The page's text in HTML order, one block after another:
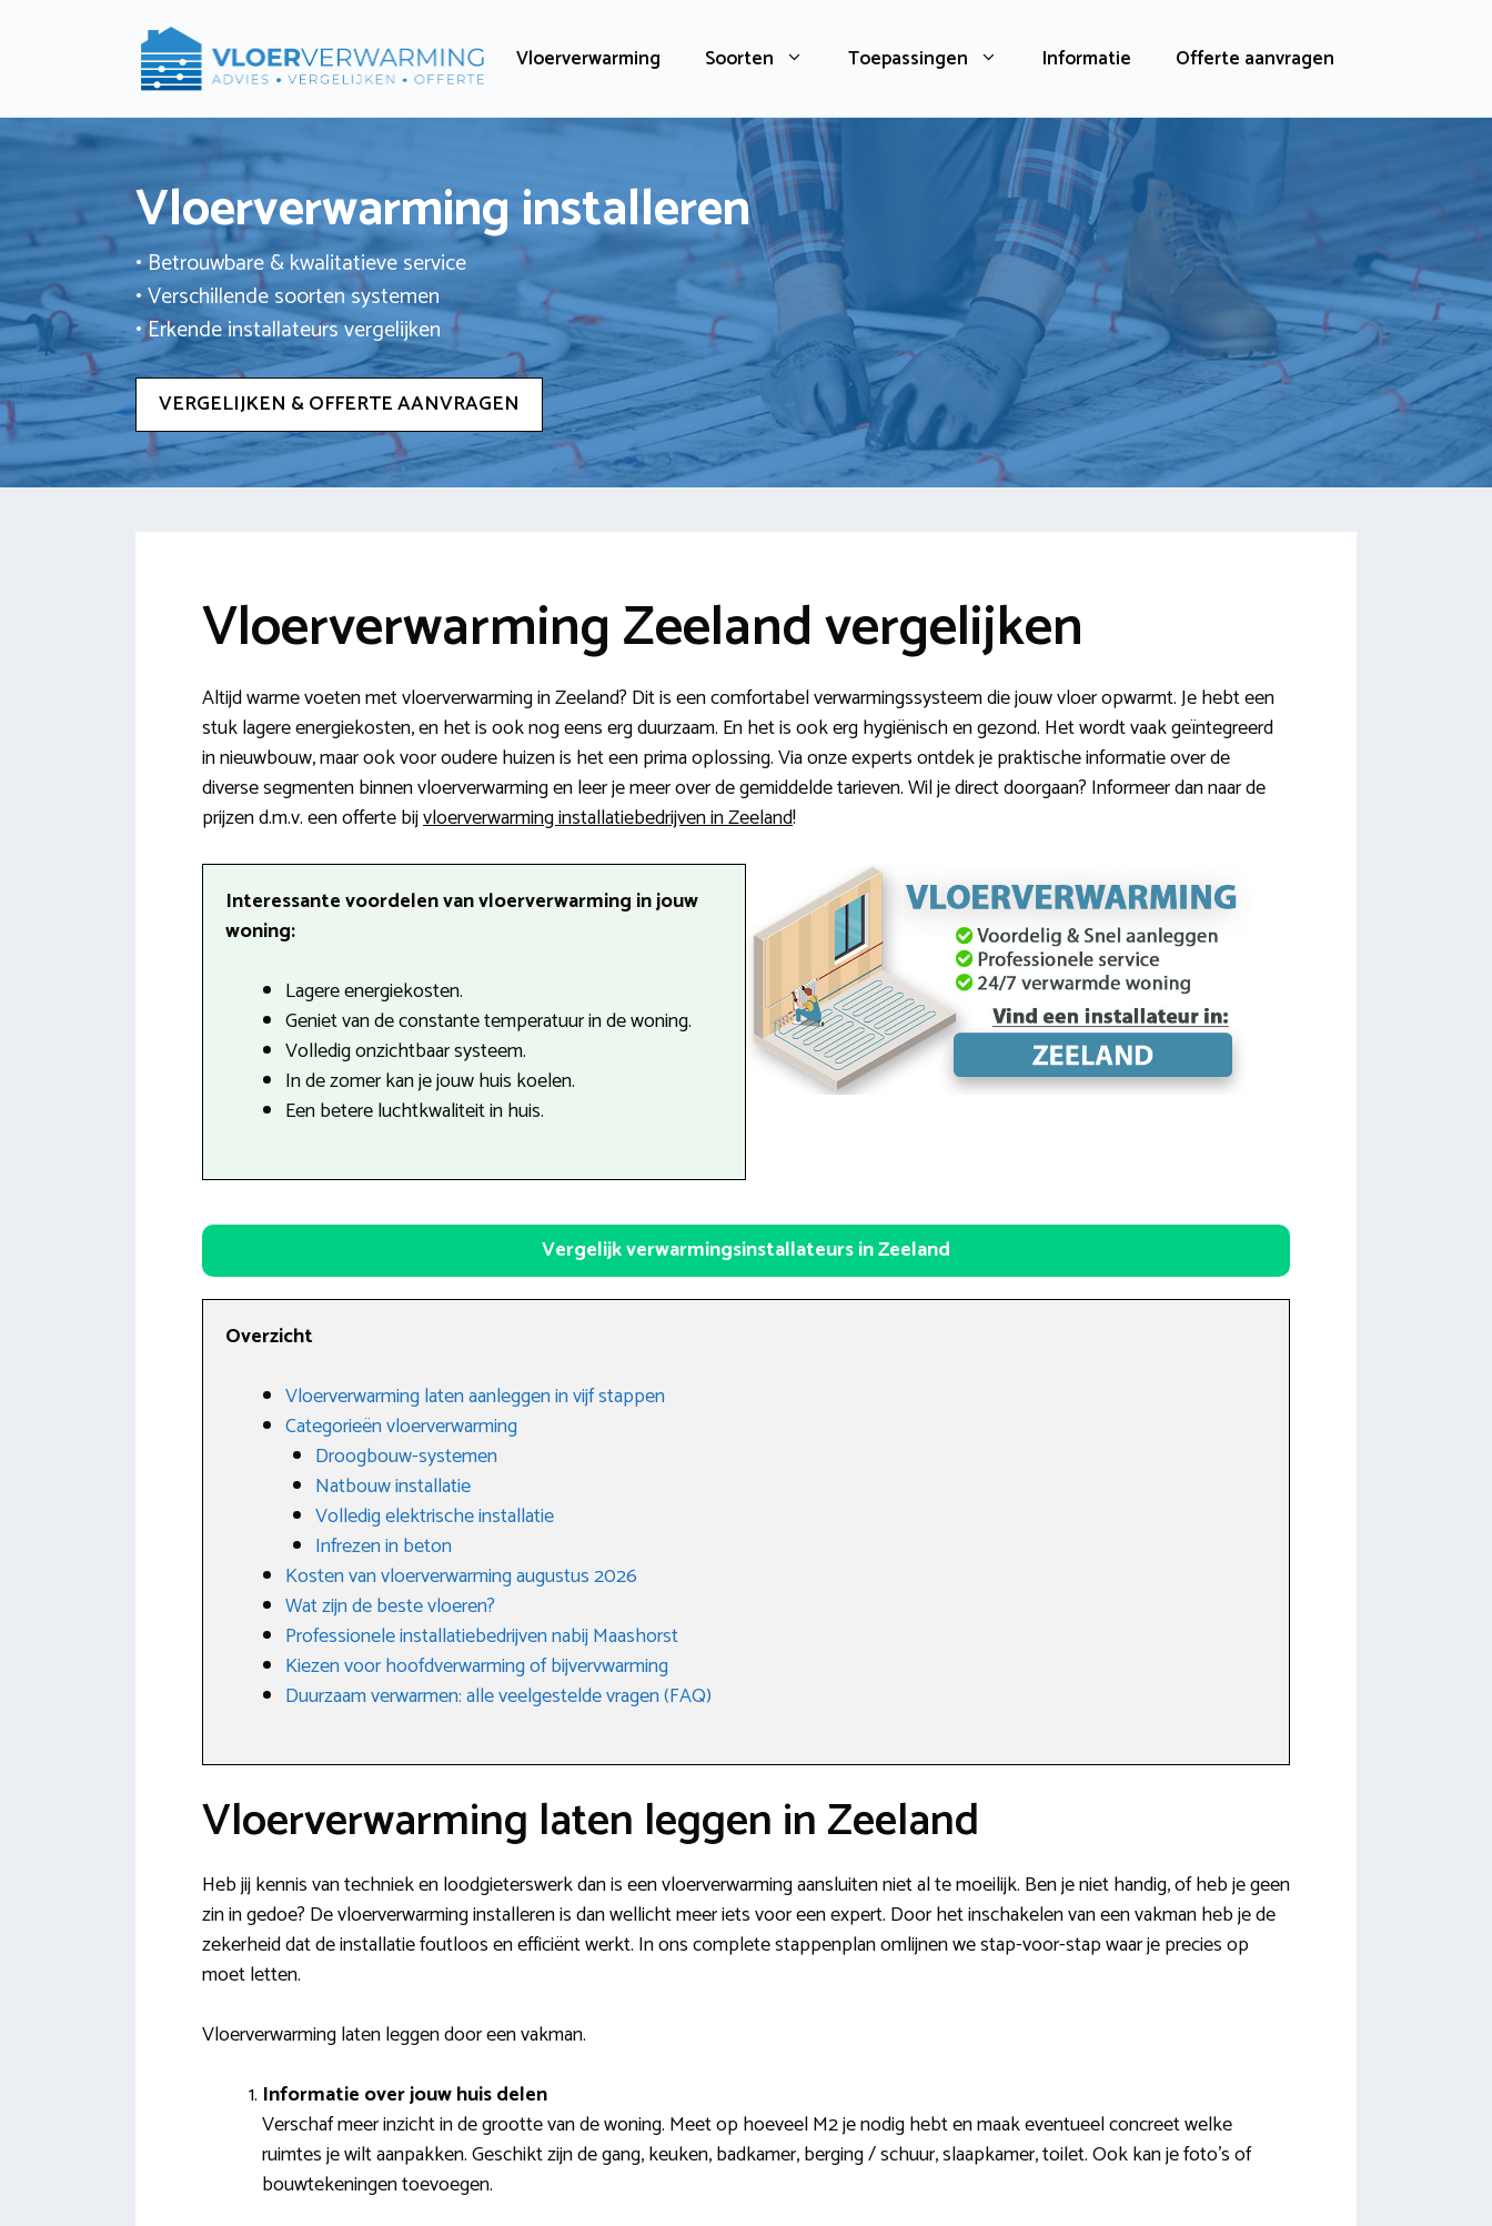
Vloerverwarming Soorten Toepassingen Informatie Offerte aanvragen
Vloerverwarming installeren
• Betrouwbare & kwalitatieve service
• Verschillende soorten systemen
• Erkende installateurs vergelijken
VERGELIJKEN & OFFERTE AANVRAGEN
Vloerverwarming Zeeland vergelijken
Altijd warme voeten met vloerverwarming in Zeeland? Dit is een comfortabel verwarmingssysteem die jouw vloer opwarmt. Je hebt een
stuk lagere energiekosten, en het is ook nog eens erg duurzaam. En het is ook erg hygiënisch en gezond. Het wordt vaak geïntegreerd
in nieuwbouw, maar ook voor oudere huizen is het een prima oplossing. Via onze experts ontdek je praktische informatie over de
diverse segmenten binnen vloerverwarming en leer je meer over de gemiddelde tarieven. Wil je direct doorgaan? Informeer dan naar de
prijzen d.m.v. een offerte bijvloerverwarming installatiebedrijven in Zeeland!
Interessante voordelen van vloerverwarming in jouw
woning:
Lagere energiekosten.
Geniet van de constante temperatuur in de woning.
Volledig onzichtbaar systeem.
In de zomer kan je jouw huis koelen.
Een betere luchtkwaliteit in huis.
Vergelijk verwarmingsinstallateurs in Zeeland
Overzicht
Vloerverwarming laten aanleggen in vijf stappen
Categorieën vloerverwarming
Droogbouw-systemen
Natbouw installatie
Volledig elektrische installatie
Infrezen in beton
Kosten van vloerverwarming augustus 2026
Wat zijn de beste vloeren?
Professionele installatiebedrijven nabij Maashorst
Kiezen voor hoofdverwarming of bijvervwarming
Duurzaam verwarmen: alle veelgestelde vragen (FAQ)
Vloerverwarming laten leggen in Zeeland
Heb jij kennis van techniek en loodgieterswerk dan is een vloerverwarming aansluiten niet al te moeilijk. Ben je niet handig, of heb je geen
zin in gedoe? De vloerverwarming installeren is dan wellicht meer iets voor een expert. Door het inschakelen van een vakman heb je de
zekerheid dat de installatie foutloos en efficiënt werkt. In ons complete stappenplan omlijnen we stap-voor-stap waar je precies op
moet letten.
Vloerverwarming laten leggen door een vakman.
Informatie over jouw huis delen
Verschaf meer inzicht in de grootte van de woning. Meet op hoeveel M2 je nodig hebt en maak eventueel concreet welke
ruimtes je wilt aanpakken. Geschikt zijn de gang, keuken, badkamer, berging / schuur, slaapkamer, toilet. Ook kan je foto’s of
bouwtekeningen toevoegen.